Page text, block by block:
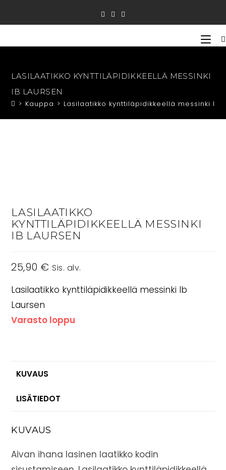
LASILAATIKKO KYNTTILÄPIDIKKEELLÄ MESSINKI
IB LAURSEN
> Kauppa > Lasilaatikko kynttiläpidikkeellä messinki Ib
LASILAATIKKO
KYNTTILÄPIDIKKEELLÄ MESSINKI
IB LAURSEN
25,90 € Sis. alv.
Lasilaatikko kynttiläpidikkeellä messinki Ib
Laursen
Varasto loppu
KUVAUS
LISÄTIEDOT
KUVAUS
Aivan ihana lasinen laatikko kodin